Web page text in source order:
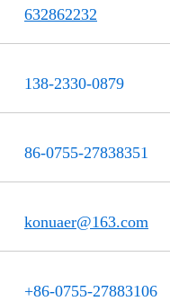
632862232
138-2330-0879
86-0755-27838351
konuaer@163.com
+86-0755-27883106